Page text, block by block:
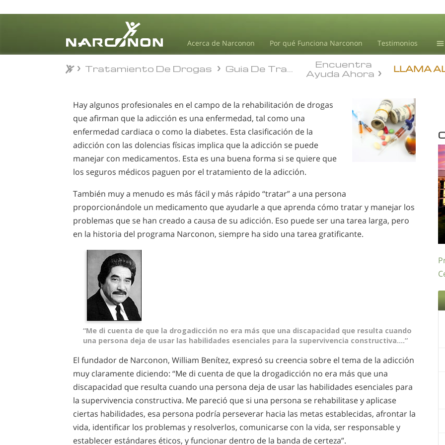
Acerca de Narconon Por qué Funciona Narconon Testimonios
L.
⨯ LLAMA
Encuentra
Ayuda Ahora
Tratamiento De Drogas Guia De Tratamiento
Hay algunos profesionales en el campo de la rehabilitación de drogas
que afirman que la adicción es una enfermedad, tal como una
enfermedad cardiaca o como la diabetes. Esta clasificación de la
adicción con las dolencias físicas implica que la adicción se puede
manejar con medicamentos. Esta es una buena forma si se quiere que
los seguros médicos paguen por el tratamiento de la adicción.
También muy a menudo es más fácil y más rápido “tratar” a una persona
proporcionándole un medicamento que ayudarle a que aprenda cómo tratar y manejar los
problemas que se han creado a causa de su adicción. Eso puede ser una tarea larga, pero
en la historia del programa Narconon, siempre ha sido una tarea gratificante.
“Me di cuenta de que la drogadicción no era más que una discapacidad que resulta cuando
una persona deja de usar las habilidades esenciales para la supervivencia constructiva….”
El fundador de Narconon, William Benítez, expresó su creencia sobre el tema de la adicción
muy claramente diciendo: “Me di cuenta de que la drogadicción no era más que una
discapacidad que resulta cuando una persona deja de usar las habilidades esenciales para
la supervivencia constructiva. Me pareció que si una persona se rehabilitase y aplicase
ciertas habilidades, esa persona podría perseverar hacia las metas establecidas, afrontar la
vida, identificar los problemas y resolverlos, comunicarse con la vida, ser responsable y
establecer estándares éticos, y funcionar dentro de la banda de certeza”.
Tratamiento De Drogas Guia De Tratamiento